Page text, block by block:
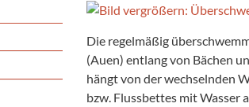
Die regelmäßig
(Auen) entlang von Bächen
hängt von der wechselnden
bzw. Flussbettes mit Wasser